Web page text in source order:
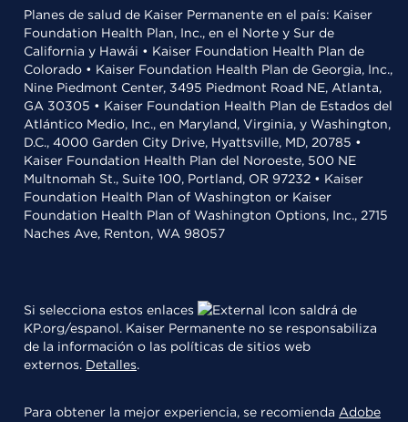
Planes de salud de Kaiser Permanente en el país: Kaiser
Foundation Health Plan, Inc., en el Norte y Sur de
California y Hawái • Kaiser Foundation Health Plan de
Colorado • Kaiser Foundation Health Plan de Georgia, Inc.,
Nine Piedmont Center, 3495 Piedmont Road NE, Atlanta,
GA 30305 • Kaiser Foundation Health Plan de Estados del
Atlántico Medio, Inc., en Maryland, Virginia, y Washington,
D.C., 4000 Garden City Drive, Hyattsville, MD, 20785 •
Kaiser Foundation Health Plan del Noroeste, 500 NE
Multnomah St., Suite 100, Portland, OR 97232 • Kaiser
Foundation Health Plan of Washington or Kaiser
Foundation Health Plan of Washington Options, Inc., 2715
Naches Ave, Renton, WA 98057
Si selecciona estos enlaces
saldrá de
KP.org/espanol. Kaiser Permanente no se responsabiliza
de la información o las políticas de sitios web
externos. Detalles.
Para obtener la mejor experiencia, se recomienda Adobe